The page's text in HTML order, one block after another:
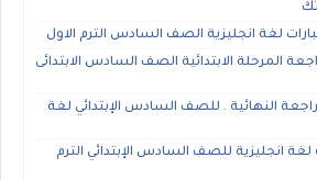
لغة انجليزية الصف السادس الترم الاول
المرحلة الابتدائية الصف السادس الابتدائى
المراجعة النهائية . للصف السادس الإبتدائي لغة
لغة انجليزية للصف السادس الإبتدائي الترم